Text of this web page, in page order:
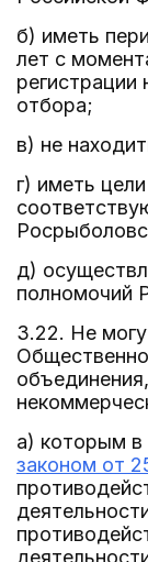
б) иметь
лет с
регистрации
отбора;
в) не
г) иметь
д)
полномочий
3.22. Не
а) которым в
законом от